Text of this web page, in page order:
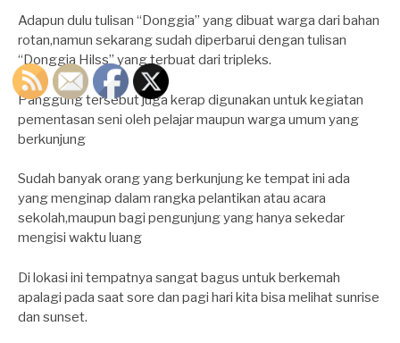
Adapun dulu tulisan “Donggia” yang dibuat warga dari bahan
rotan,namun sekarang sudah diperbarui dengan tulisan
“Donggia Hilss” yang terbuat dari tripleks.
Panggung tersebut juga kerap digunakan untuk kegiatan
pementasan seni oleh pelajar maupun warga umum yang
berkunjung
Sudah banyak orang yang berkunjung ke tempat ini ada
yang menginap dalam rangka pelantikan atau acara
sekolah,maupun bagi pengunjung yang hanya sekedar
mengisi waktu luang
Di lokasi ini tempatnya sangat bagus untuk berkemah
apalagi pada saat sore dan pagi hari kita bisa melihat sunrise
dan sunset.